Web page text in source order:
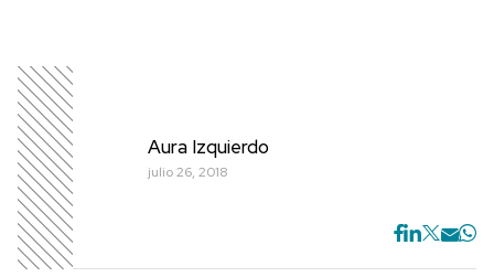
Aura Izquierdo
julio 26, 2018